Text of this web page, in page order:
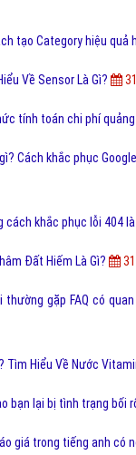
tạo Category hiệu quả
Về Sensor Là Gì?
tính toán chi phí quảng
Cách khắc phục
cách khắc phục lỗi 404
Đất Hiếm Là Gì?
thường gặp FAQ có
Tìm Hiểu Về Nước
bạn lại bị tình trạng bối
giá trong tiếng anh có